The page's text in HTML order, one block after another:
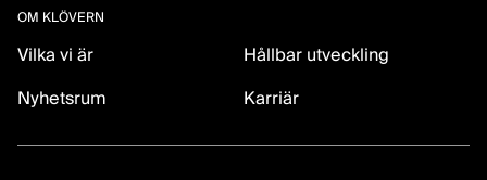
OM KLÖVERN
Vilka vi är
Hållbar utveckling
Nyhetsrum
Karriär